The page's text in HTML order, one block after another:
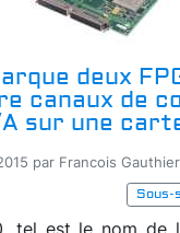
deux
canaux de
sur une
par Francois Gauthier
Sous-